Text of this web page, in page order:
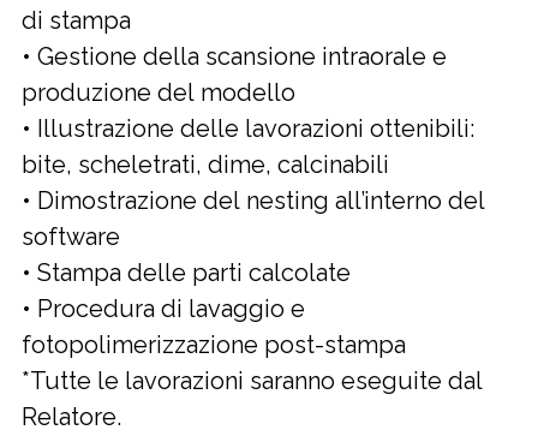
di stampa
• Gestione della scansione intraorale e
produzione del modello
• Illustrazione delle lavorazioni ottenibili:
bite, scheletrati, dime, calcinabili
• Dimostrazione del nesting all’interno del
software
• Stampa delle parti calcolate
• Procedura di lavaggio e
fotopolimerizzazione post-stampa
*Tutte le lavorazioni saranno eseguite dal
Relatore.